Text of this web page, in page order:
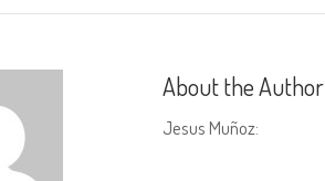
About the Author
Jesus Muñoz: